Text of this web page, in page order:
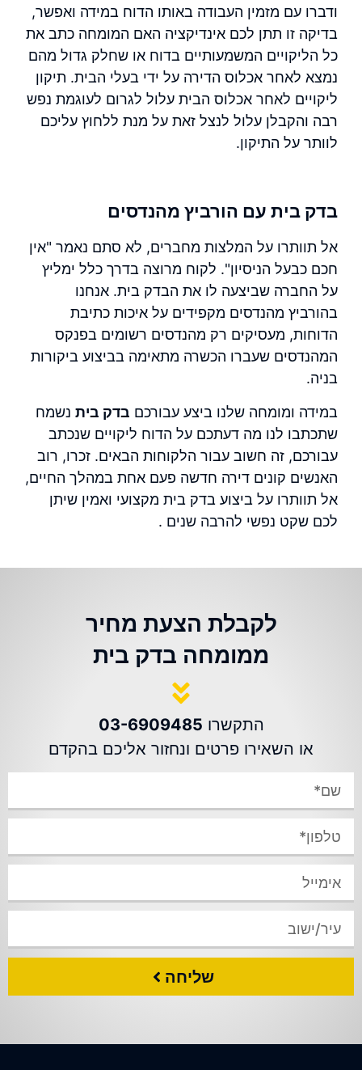
ודברו עם מזמין העבודה באותו הדוח במידה ואפשר,
בדיקה זו תתן לכם אינדיקציה האם המומחה כתב את
כל הליקויים המשמעותיים בדוח או שחלק גדול מהם
נמצא לאחר אכלוס הדירה על ידי בעלי הבית. תיקון
ליקויים לאחר אכלוס הבית עלול לגרום לעוגמת נפש
רבה והקבלן עלול לנצל זאת על מנת ללחוץ עליכם
לוותר על התיקון.
בדק בית עם הורביץ מהנדסים
אל תוותרו על המלצות מחברים, לא סתם נאמר "אין
חכם כבעל הניסיון". לקוח מרוצה בדרך כלל ימליץ
על החברה שביצעה לו את הבדק בית. אנחנו
בהורביץ מהנדסים מקפידים על איכות כתיבת
הדוחות, מעסיקים רק מהנדסים רשומים בפנקס
המהנדסים שעברו הכשרה מתאימה בביצוע ביקורות
בניה.
במידה ומומחה שלנו ביצע עבורכםבדק בית נשמח
שתכתבו לנו מה דעתכם על הדוח ליקויים שנכתב
עבורכם, זה חשוב עבור הלקוחות הבאים. זכרו, רוב
האנשים קונים דירה חדשה פעם אחת במהלך החיים,
אל תוותרו על ביצוע בדק בית מקצועי ואמין שיתן
לכם שקט נפשי להרבה שנים .
לקבלת הצעת מחיר
ממומחה בדק בית
התקשרו03-6909485
או השאירו פרטים ונחזור אליכם בהקדם
שליחה